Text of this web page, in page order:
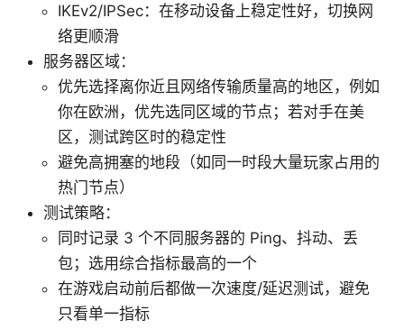
IKEv2/IPSec：在移动设备上稳定性好，切换网
络更顺滑
服务器区域：
优先选择离你近且网络传输质量高的地区，例如
你在欧洲，优先选同区域的节点；若对手在美
区，测试跨区时的稳定性
避免高拥塞的地段（如同一时段大量玩家占用的
热门节点）
测试策略：
同时记录 3 个不同服务器的 Ping、抖动、丢
包；选用综合指标最高的一个
在游戏启动前后都做一次速度/延迟测试，避免
只看单一指标